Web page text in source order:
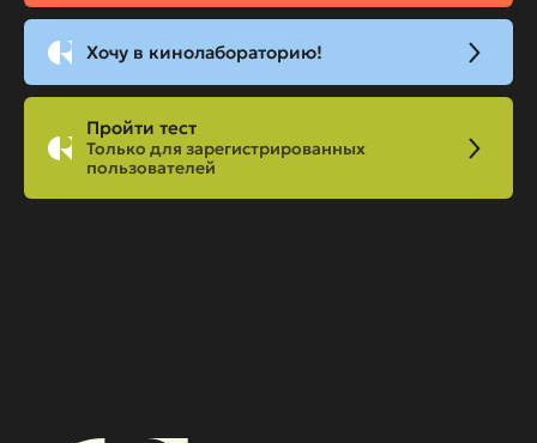
Хочу в кинолабораторию!
Пройти тест
Только для зарегистрированных
пользователей